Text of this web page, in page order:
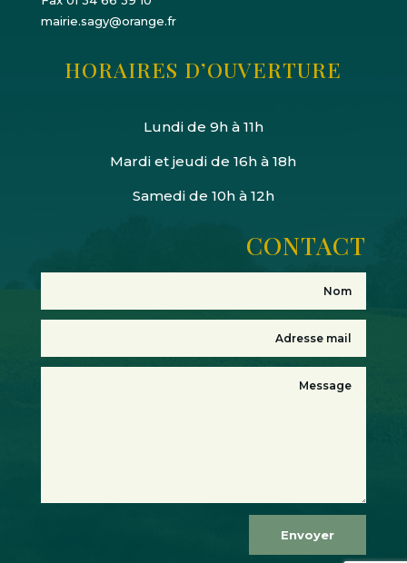
mairie.sagy@orange.fr
HORAIRES D’OUVERTURE
Lundi de 9h à 11h
Mardi et jeudi de 16h à 18h
Samedi de 10h à 12h
CONTACT
Envoyer